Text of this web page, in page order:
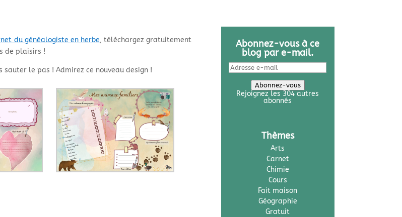
du généalogiste en herbe, téléchargez gratuitement
de plaisirs !
sauter le pas ! Admirez ce nouveau design !
Abonnez-vous à ce
blog par e-mail.
Adresse
e-
Abonnez-vous
Rejoignez les 304 autres
abonnés
Thèmes
Arts
Carnet
Chimie
Cours
Fait maison
Géographie
Gratuit